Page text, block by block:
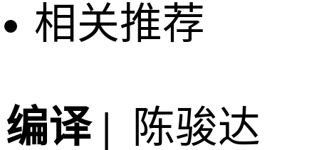
相关推荐
编译 |
陈骏达